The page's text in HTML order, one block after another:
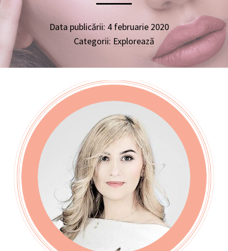
Data publicării: 4 februarie 2020
Categorii: Explorează